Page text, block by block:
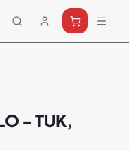
- TUK,